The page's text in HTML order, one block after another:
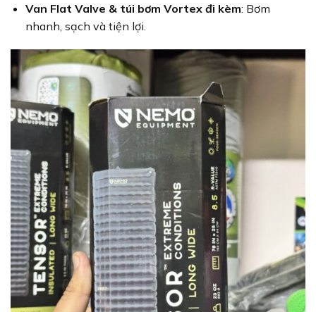
Van Flat Valve & túi bơm Vortex đi kèm: Bơm
nhanh, sạch và tiện lợi.